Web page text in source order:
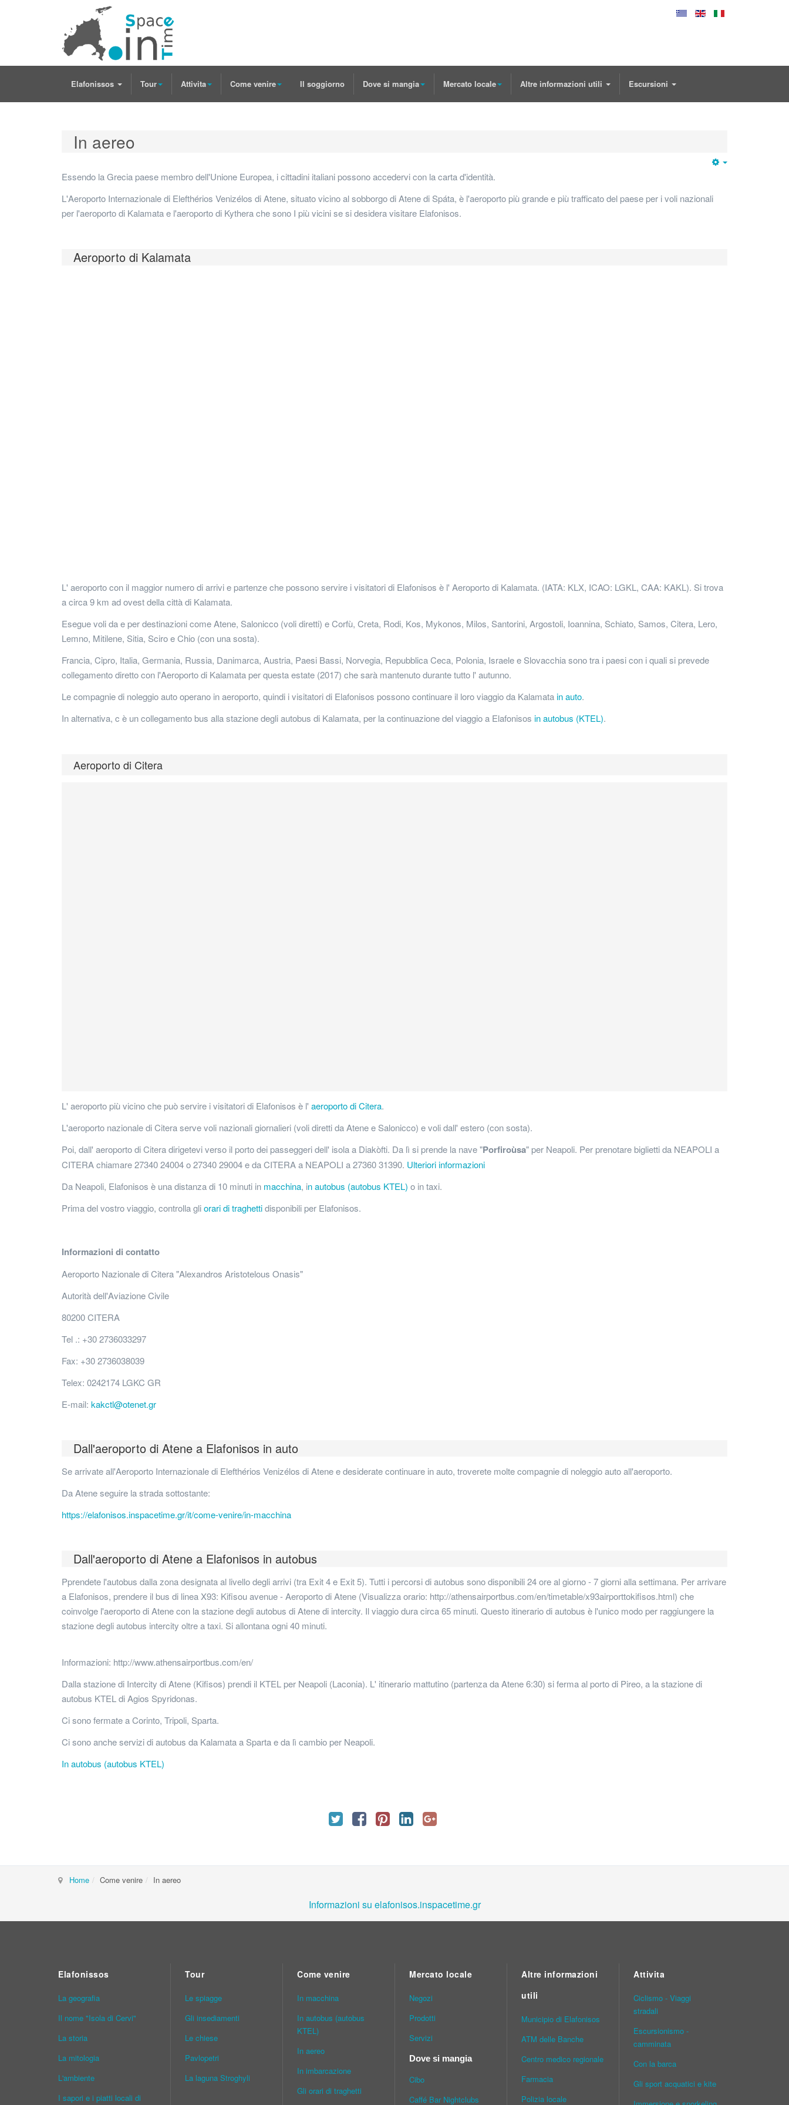
Elafonissos Tour Attivita Come venire Il soggiorno Dove si mangia Mercato locale Altre informazioni utili Escursioni
In aereo
Essendo la Grecia paese membro dell'Unione Europea, i cittadini italiani possono accedervi con la carta d'identità.
L'Aeroporto Internazionale di Elefthérios Venizélos di Atene, situato vicino al sobborgo di Atene di Spáta, è l'aeroporto più grande e più trafficato del paese per i voli nazionali
per l'aeroporto di Kalamata e l'aeroporto di Kythera che sono I più vicini se si desidera visitare Elafonisos.
Aeroporto di Kalamata
L' aeroporto con il maggior numero di arrivi e partenze che possono servire i visitatori di Elafonisos è l' Aeroporto di Kalamata. (IATA: KLX, ICAO: LGKL, CAA: KAKL). Si trova
a circa 9 km ad ovest della città di Kalamata.
Esegue voli da e per destinazioni come Atene, Salonicco (voli diretti) e Corfù, Creta, Rodi, Kos, Mykonos, Milos, Santorini, Argostoli, Ioannina, Schiato, Samos, Citera, Lero,
Lemno, Mitilene, Sitia, Sciro e Chio (con una sosta).
Francia, Cipro, Italia, Germania, Russia, Danimarca, Austria, Paesi Bassi, Norvegia, Repubblica Ceca, Polonia, Israele e Slovacchia sono tra i paesi con i quali si prevede
collegamento diretto con l'Aeroporto di Kalamata per questa estate (2017) che sarà mantenuto durante tutto l' autunno.
Le compagnie di noleggio auto operano in aeroporto, quindi i visitatori di Elafonisos possono continuare il loro viaggio da Kalamatain auto.
In alternativa, c è un collegamento bus alla stazione degli autobus di Kalamata, per la continuazione del viaggio a Elafonisos in autobus (KTEL).
Aeroporto di Citera
L' aeroporto più vicino che può servire i visitatori di Elafonisos è l' aeroporto di Citera.
L'aeroporto nazionale di Citera serve voli nazionali giornalieri (voli diretti da Atene e Salonicco) e voli dall' estero (con sosta).
Poi, dall' aeroporto di Citera dirigetevi verso il porto dei passeggeri dell' isola a Diakòfti. Da lì si prende la nave "Porfiroùsa" per Neapoli. Per prenotare biglietti da NEAPOLI a
CITERA chiamare 27340 24004 o 27340 29004 e da CITERA a NEAPOLI a 27360 31390. Ulteriori informazioni
Da Neapoli, Elafonisos è una distanza di 10 minuti in macchina, in autobus (autobus KTEL) o in taxi.
Prima del vostro viaggio, controlla gliorari di traghettidisponibili per Elafonisos.
Informazioni di contatto
Aeroporto Nazionale di Citera "Alexandros Aristotelous Onasis"
Autorità dell'Aviazione Civile
80200 CITERA
Tel .: +30 2736033297
Fax: +30 2736038039
Telex: 0242174 LGKC GR
E-mail: kakctl@otenet.gr
Dall'aeroporto di Atene a Elafonisos in auto
Se arrivate all'Aeroporto Internazionale di Elefthérios Venizélos di Atene e desiderate continuare in auto, troverete molte compagnie di noleggio auto all'aeroporto.
Da Atene seguire la strada sottostante:
https://elafonisos.inspacetime.gr/it/come-venire/in-macchina
Dall'aeroporto di Atene a Elafonisos in autobus
Pprendete l'autobus dalla zona designata al livello degli arrivi (tra Exit 4 e Exit 5). Tutti i percorsi di autobus sono disponibili 24 ore al giorno - 7 giorni alla settimana. Per arrivare
a Elafonisos, prendere il bus di linea X93: Kifisou avenue - Aeroporto di Atene (Visualizza orario: http://athensairportbus.com/en/timetable/x93airporttokifisos.html) che
coinvolge l'aeroporto di Atene con la stazione degli autobus di Atene di intercity. Il viaggio dura circa 65 minuti. Questo itinerario di autobus è l'unico modo per raggiungere la
stazione degli autobus intercity oltre a taxi. Si allontana ogni 40 minuti.
Informazioni: http://www.athensairportbus.com/en/
Dalla stazione di Intercity di Atene (Kifisos) prendi il KTEL per Neapoli (Laconia). L' itinerario mattutino (partenza da Atene 6:30) si ferma al porto di Pireo, a la stazione di
autobus KTEL di Agios Spyridonas.
Ci sono fermate a Corinto, Tripoli, Sparta.
Ci sono anche servizi di autobus da Kalamata a Sparta e da lì cambio per Neapoli.
In autobus (autobus KTEL)
Home Come venire In aereo
Informazioni su elafonisos.inspacetime.gr
Elafonissos
La geografia
Il nome "Isola di Cervi"
La storia
La mitologia
L'ambiente
I sapori e i piatti locali di
Tour
Le spiagge
Gli insediamenti
Le chiese
Pavlopetri
La laguna Stroghyli
Come venire
In macchina
In autobus (autobus
KTEL)
In aereo
In imbarcazione
Gli orari di traghetti
Mercato locale
Νegozi
Prodotti
Servizi
Dove si mangia
Cibo
Caffé Bar Nightclubs
Altre informazioni
utili
Municipio di Elafonisos
ATM delle Banche
Centro medico regionale
Farmacia
Polizia locale
Attivita
Ciclismo - Viaggi
stradali
Escursionismo -
camminata
Con la barca
Gli sport acquatici e kite